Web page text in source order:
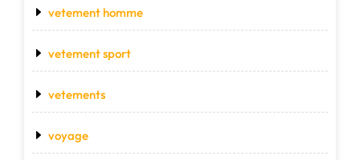
vetement homme
vetement sport
vetements
voyage